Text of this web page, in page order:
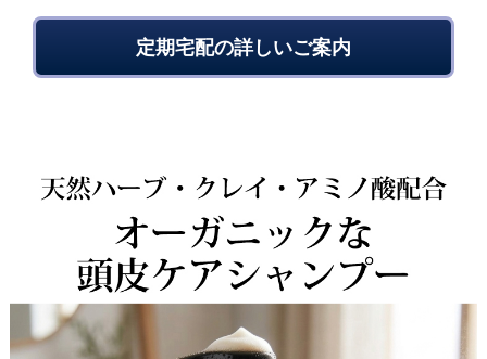
定期宅配の詳しいご案内